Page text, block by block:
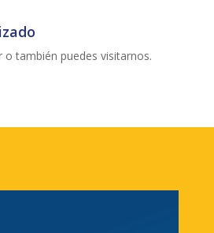
o también puedes visitarnos.